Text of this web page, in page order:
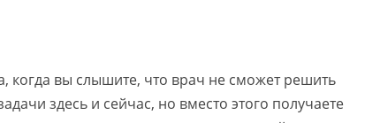
когда вы слышите, что врач не сможет решить
здесь и сейчас, но вместо этого получаете